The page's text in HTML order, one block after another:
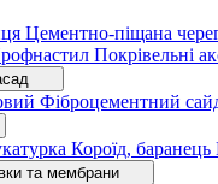
Цементно-піщана
Покрівельні
Фіброцементний
Короїд, баранець
та мембрани